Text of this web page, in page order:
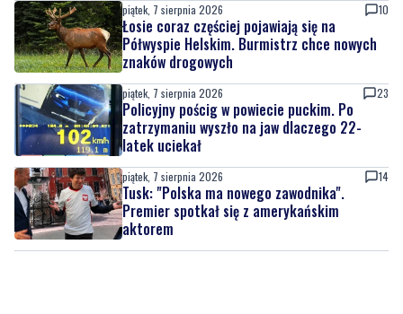
piątek, 7 sierpnia 2026 10
Łosie coraz częściej pojawiają się na
Półwyspie Helskim. Burmistrz chce nowych
znaków drogowych
piątek, 7 sierpnia 2026 23
Policyjny pościg w powiecie puckim. Po
zatrzymaniu wyszło na jaw dlaczego 22-
latek uciekał
piątek, 7 sierpnia 2026 14
Tusk: "Polska ma nowego zawodnika".
Premier spotkał się z amerykańskim
aktorem